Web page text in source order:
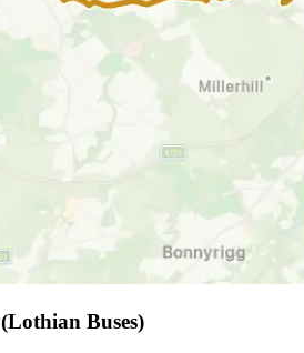
Buses)